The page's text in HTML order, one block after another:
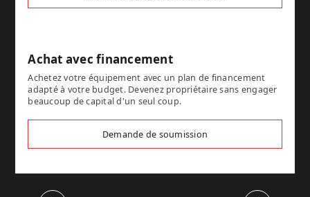
Achat avec financement
Achetez votre équipement avec un plan de financement
adapté à votre budget. Devenez propriétaire sans engager
beaucoup de capital d'un seul coup.
Demande de soumission